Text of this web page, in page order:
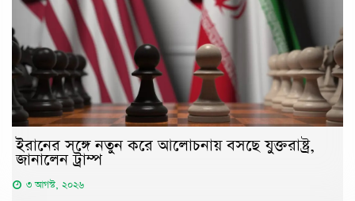
ইরানের সঙ্গে নতুন করে আলোচনায় বসছে যুক্তরাষ্ট্র,
জানালেন ট্রাম্প
৩ আগস্ট, ২০২৬